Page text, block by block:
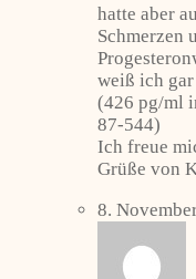
hatte aber
Schmerzen
weiß ich
(426 pg/ml
87-544)
Ich freue
Grüße von
8.